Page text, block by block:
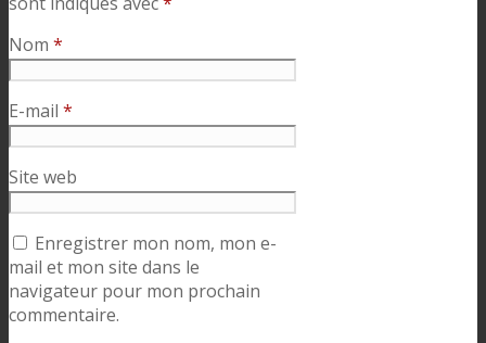
Nom *
E-mail *
Site web
Enregistrer mon nom, mon e-
mail et mon site dans le
navigateur pour mon prochain
commentaire.